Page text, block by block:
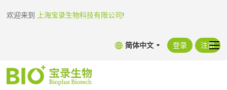
欢迎来到 上海宝录生物科技有限公司!
简体中文 登录 注册